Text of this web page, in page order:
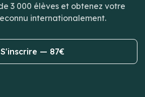
3 000 élèves et obtenez votre
internationalement.
S'inscrire — 87€